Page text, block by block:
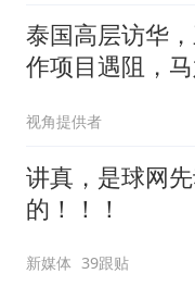
泰国高层访华
作项目遇阻，
视角提供者
讲真，是球网
的！！！
新媒体 39跟贴